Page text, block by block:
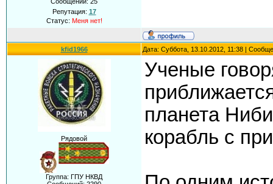
Репутация: 17
Статус: Меня нет!
kfid1966 Дата: Суббота, 13.10.2012, 11:38 |
Рядовой
Группа: ГПУ НКВД
Ученые
планета
корабль с